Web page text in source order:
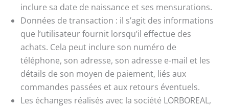
inclure sa date de naissance et ses mensurations.
Données de transaction : il s’agit des informations
que l’utilisateur fournit lorsqu’il effectue des
achats. Cela peut inclure son numéro de
téléphone, son adresse, son adresse e-mail et les
détails de son moyen de paiement, liés aux
commandes passées et aux retours éventuels.
Les échanges réalisés avec la société LORBOREAL,